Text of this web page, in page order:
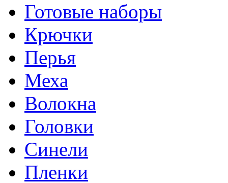
Готовые наборы
Крючки
Перья
Меха
Волокна
Головки
Синели
Пленки